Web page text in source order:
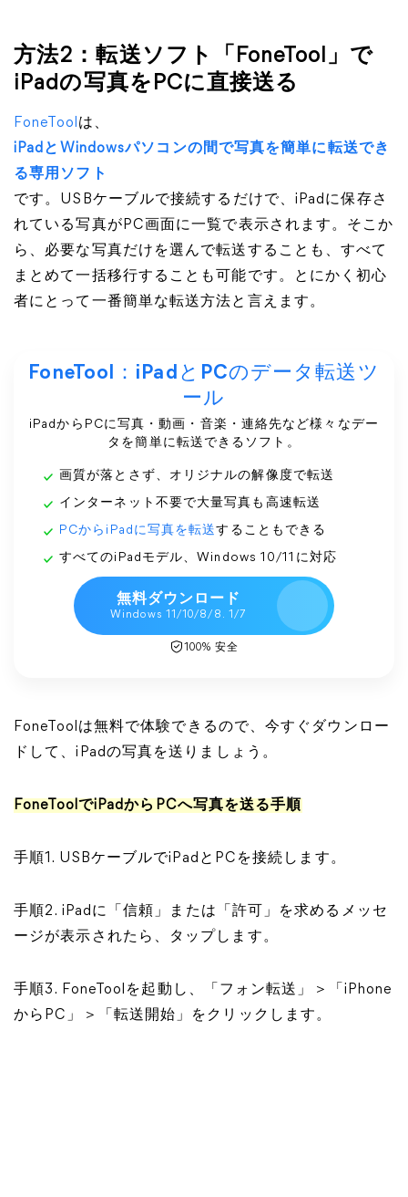
方法2：転送ソフト「FoneTool」で
iPadの写真をPCに直接送る
FoneTool は、
iPadとWindowsパソコンの間で写真を簡単に転送でき
る専用ソフト
です。USBケーブルで接続するだけで、iPadに保存さ
れている写真がPC画面に一覧で表示されます。そこか
ら、必要な写真だけを選んで転送することも、すべて
まとめて一括移行することも可能です。とにかく初心
者にとって一番簡単な転送方法と言えます。
FoneTool：iPadとPCのデータ転送ツ
ール
iPadからPCに写真・動画・音楽・連絡先など様々なデー
タを簡単に転送できるソフト。
画質が落とさず、オリジナルの解像度で転送
インターネット不要で大量写真も高速転送
PCからiPadに写真を転送することもできる
すべてのiPadモデル、Windows 10/11に対応
無料ダウンロード
Windows 11/10/8/8. 1/7
100% 安全
FoneToolは無料で体験できるので、今すぐダウンロー
ドして、iPadの写真を送りましょう。
FoneToolでiPadからPCへ写真を送る手順
手順1. USBケーブルでiPadとPCを接続します。
手順2. iPadに「信頼」または「許可」を求めるメッセ
ージが表示されたら、タップします。
手順3. FoneToolを起動し、「フォン転送」＞「iPhone
からPC」＞「転送開始」をクリックします。